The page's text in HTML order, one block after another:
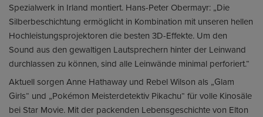
Spezialwerk in Irland montiert. Hans-Peter Obermayr: „Die
Silberbeschichtung ermöglicht in Kombination mit unseren hellen
Hochleistungsprojektoren die besten 3D-Effekte. Um den
Sound aus den gewaltigen Lautsprechern hinter der Leinwand
durchlassen zu können, sind alle Leinwände minimal perforiert.“
Aktuell sorgen Anne Hathaway und Rebel Wilson als „Glam
Girls“ und „Pokémon Meisterdetektiv Pikachu“ für volle Kinosäle
bei Star Movie. Mit der packenden Lebensgeschichte von Elton